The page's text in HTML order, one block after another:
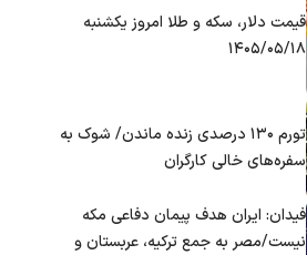
قیمت دلار، سکه و طلا امروز یکشنبه
۱۴۰۵/۰۵/۱۸
تورم ۱۳۰ درصدی زنده ماندن/ شوک به
سفره‌های خالی کارگران
فیدان: ایران هدف پیمان دفاعی مکه
نیست/مصر به جمع ترکیه، عربستان و